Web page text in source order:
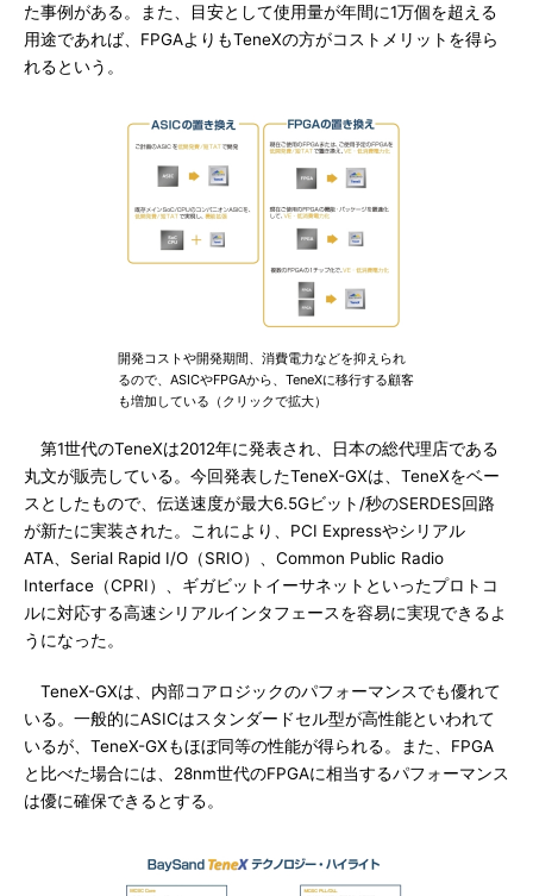
た事例がある。また、目安として使用量が年間に1万個を超える
用途であれば、FPGAよりもTeneXの方がコストメリットを得ら
れるという。
開発コストや開発期間、消費電力などを抑えられ
るので、ASICやFPGAから、TeneXに移行する顧客
も増加している（クリックで拡大）
第1世代のTeneXは2012年に発表され、日本の総代理店である
丸文が販売している。今回発表したTeneX-GXは、TeneXをベー
スとしたもので、伝送速度が最大6.5Gビット/秒のSERDES回路
が新たに実装された。これにより、PCI Expressやシリアル
ATA、Serial Rapid I/O（SRIO）、Common Public Radio
Interface（CPRI）、ギガビットイーサネットといったプロトコ
ルに対応する高速シリアルインタフェースを容易に実現できるよ
うになった。
TeneX-GXは、内部コアロジックのパフォーマンスでも優れて
いる。一般的にASICはスタンダードセル型が高性能といわれて
いるが、TeneX-GXもほぼ同等の性能が得られる。また、FPGA
と比べた場合には、28nm世代のFPGAに相当するパフォーマンス
は優に確保できるとする。